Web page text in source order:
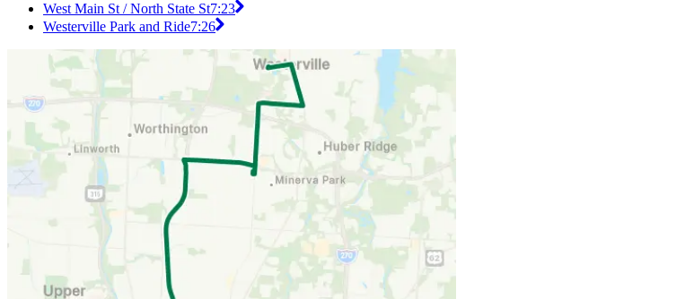
West Main St / North State St7:23
Westerville Park and Ride7:26